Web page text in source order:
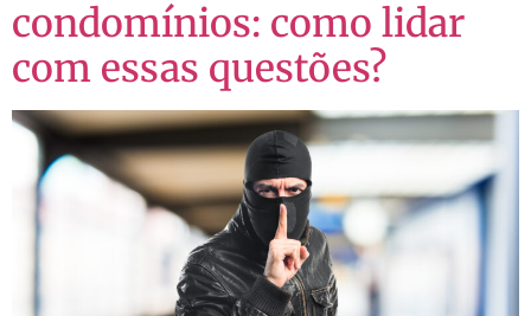
condomínios: como lidar
com essas questões?